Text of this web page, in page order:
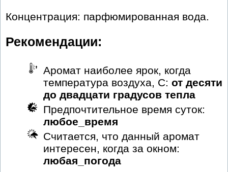
Концентрация: парфюмированная вода.
Рекомендации:
Аромат наиболее ярок, когда
температура воздуха, С: от десяти
до двадцати градусов тепла
Предпочтительное время суток:
любое_время
Считается, что данный аромат
интересен, когда за окном:
любая_погода